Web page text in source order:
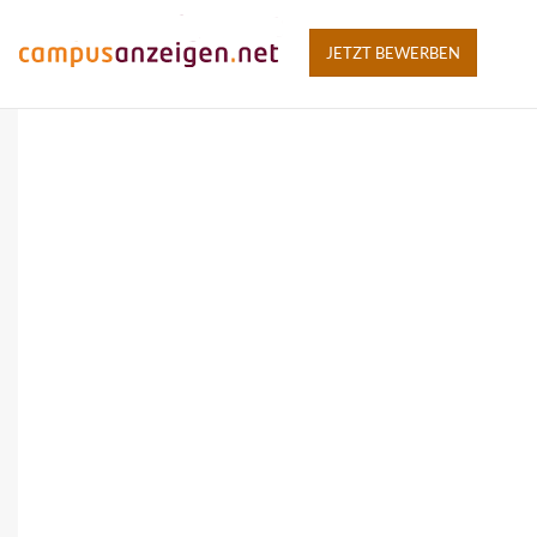
JETZT BEWERBEN